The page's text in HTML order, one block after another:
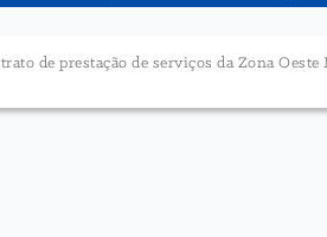
de prestação de serviços da Zona